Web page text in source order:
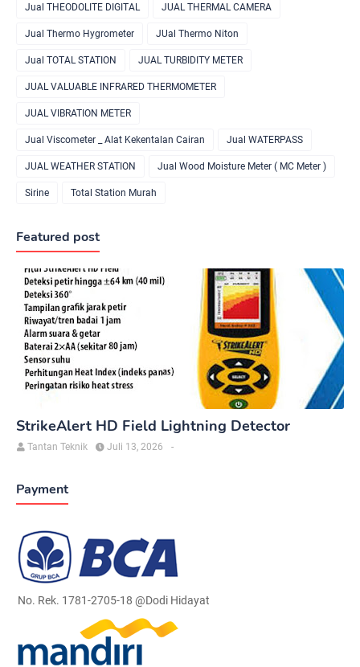
Jual THEODOLITE DIGITAL JUAL THERMAL CAMERA
Jual Thermo Hygrometer JUal Thermo Niton
Jual TOTAL STATION JUAL TURBIDITY METER
JUAL VALUABLE INFRARED THERMOMETER
JUAL VIBRATION METER
Jual Viscometer _ Alat Kekentalan Cairan Jual WATERPASS
JUAL WEATHER STATION Jual Wood Moisture Meter ( MC Meter )
Sirine Total Station Murah
Featured post
StrikeAlert HD Field Lightning Detector
Tantan Teknik -
Juli 13, 2026
Payment
No. Rek. 1781-2705-18 @Dodi Hidayat